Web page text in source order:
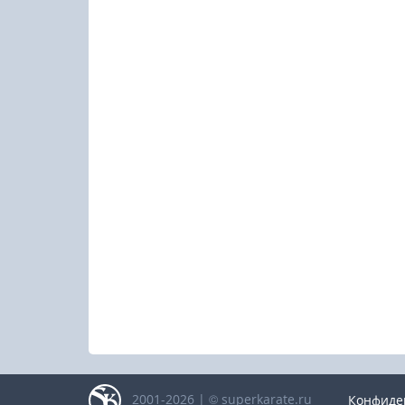
2001-2026 | © superkarate.ru